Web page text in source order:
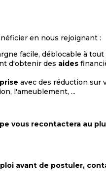
en nous rejoignant :
facile, déblocable à
d'obtenir des aides
avec des réduction sur
l'ameublement, ...
vous recontactera au
avant de postuler,